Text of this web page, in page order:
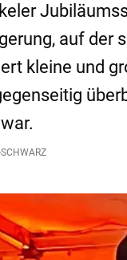
auf der
kleine und